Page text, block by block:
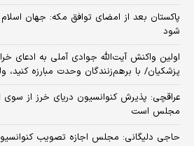
پاکستان بعد از امضای توافق مکه: جهان اسلام
شود
اولین واکنش آیت‌الله جوادی آملی به ادعای
پزشکیان/ با برهم‌زنندگان وحدت مبارزه کنید،
عراقچی: پذیرش کنوانسیون دریای خرز از
مجلس است
حاجی دلیگانی: مجلس اجازه تصویب